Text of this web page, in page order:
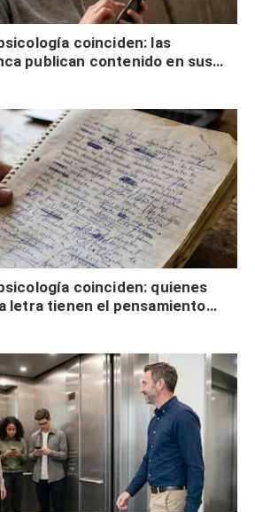
coinciden: las
publican contenido en sus
buscar validación
coinciden: quienes
letra tienen el pensamiento
por desinterés